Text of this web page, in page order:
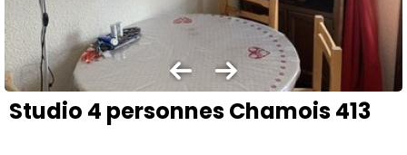
Studio 4 personnes Chamois 413